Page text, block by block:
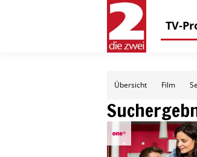
TV-
Übersicht Film